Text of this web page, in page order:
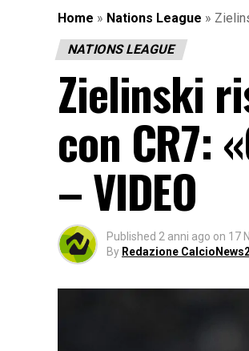
Home » Nations League »
NATIONS LEAGUE
Zielinski
con CR7:
– VIDEO
Published 2 anni ago on 17
By Redazione